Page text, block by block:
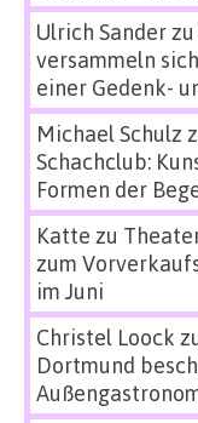
Ulrich Sanderzu
versammeln
einer Gedenk-
Michael Schulz
Schachclub:
Formen der
Katte zu
zum
im Juni
Christel Loock
Dortmund